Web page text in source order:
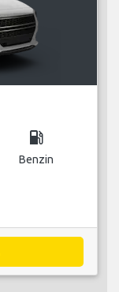
local_gas_station
Benzin